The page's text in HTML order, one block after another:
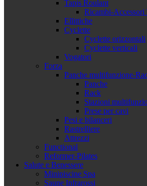
Tapis Roulant
Ricambi-Accessori
Ellittiche
Cyclette
Cyclette orizzontali
Cyclette verticali
Vogatori
Forza
Panche multifunzione-
Panche
Rack
Stazioni
Prese per cavi
Pesi e bilanceri
Rastrelliere
Attrezzi
Functional
Reformer-Pilates
Salute e Benessere
Minipiscine Spa
Saune Infrarossi